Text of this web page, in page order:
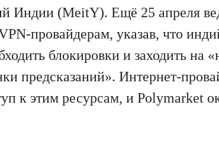
Индии (MeitY). Ещё 25 апреля
провайдерам, указав, что
блокировки и заходить на
предсказаний». Интернет-
к этим ресурсам, и Polymarket